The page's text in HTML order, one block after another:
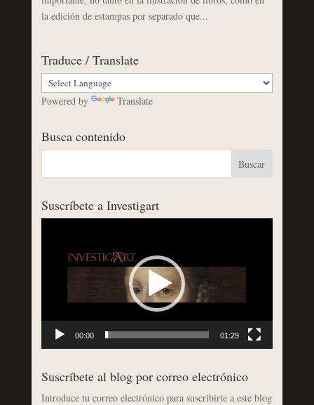
la edición de estampas por separado que...
Traduce / Translate
Powered by Translate
Busca contenido
Suscríbete a Investigart
00:00 01:29
Suscríbete al blog por correo electrónico
Introduce tu correo electrónico para suscribirte a este blog